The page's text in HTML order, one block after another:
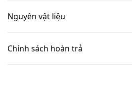
Nguyên vật liệu
Chính sách hoàn trả